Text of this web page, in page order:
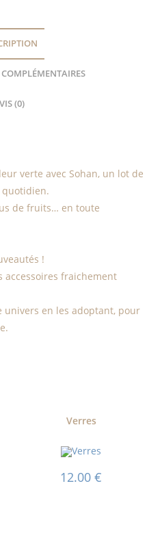
(0)
verte avec Sohan, un lot de
de fruits… en toute
!
accessoires fraichement
univers en les adoptant, pour
Verres
12.00€